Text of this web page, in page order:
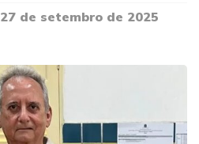
27 de setembro de 2025